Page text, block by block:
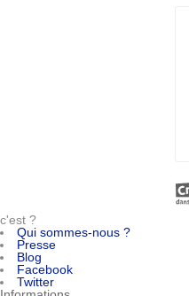
c'est ?
Qui sommes-nous ?
Presse
Blog
Facebook
Twitter